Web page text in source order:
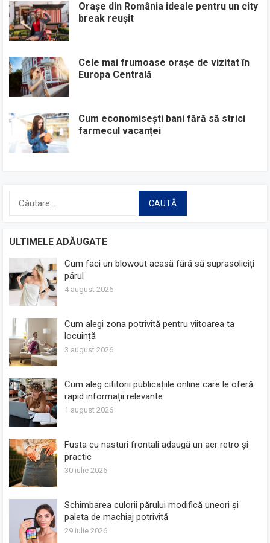
Orașe din România ideale pentru un city
break reușit
Cele mai frumoase orașe de vizitat în
Europa Centrală
Cum economisești bani fără să strici
farmecul vacanței
Caută
ULTIMELE ADĂUGATE
Cum faci un blowout acasă fără să suprasoliciți
părul
4 august 2026
Cum alegi zona potrivită pentru viitoarea ta
locuință
3 august 2026
Cum aleg cititorii publicațiile online care le oferă
rapid informații relevante
1 august 2026
Fusta cu nasturi frontali adaugă un aer retro și
practic
30 iulie 2026
Schimbarea culorii părului modifică uneori și
paleta de machiaj potrivită
29 iulie 2026